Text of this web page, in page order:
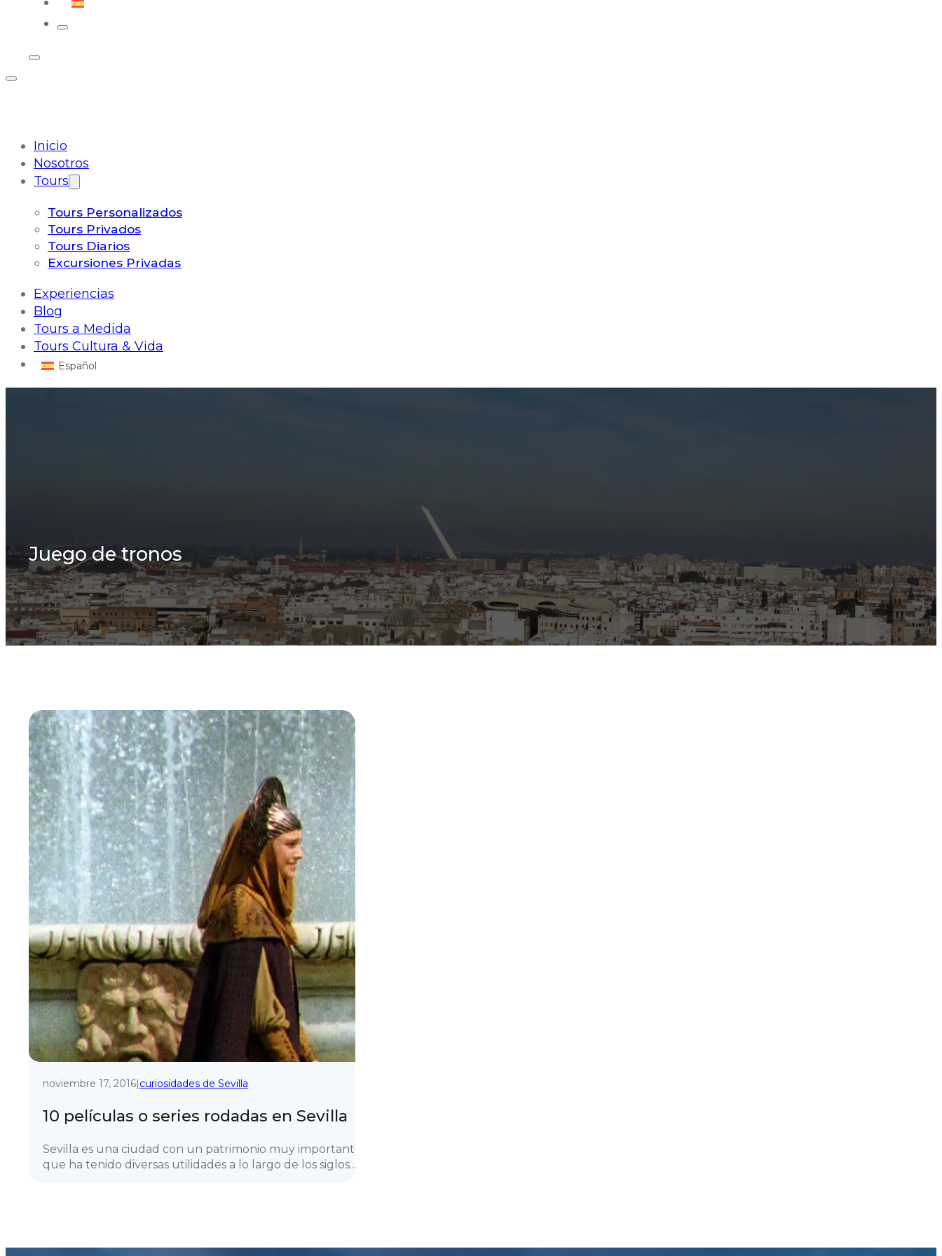
Inicio
Nosotros
Tours
Tours Personalizados
Tours Privados
Tours Diarios
Excursiones Privadas
Experiencias
Blog
Tours a Medida
Tours Cultura & Vida
Español
Juego de tronos
noviembre 17, 2016| curiosidades de Sevilla
10 películas o series rodadas en Sevilla
Sevilla es una ciudad con un patrimonio muy importante
que ha tenido diversas utilidades a lo largo de los siglos...